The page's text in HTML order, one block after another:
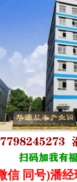
信 同号)潘